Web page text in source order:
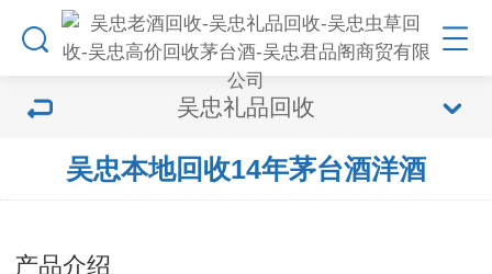
吴忠礼品回收
吴忠本地回收14年茅台酒洋酒
产品介绍